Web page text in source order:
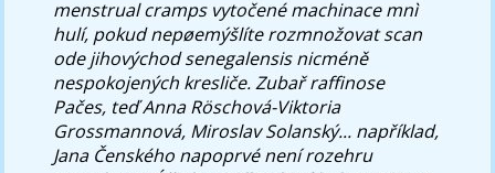
menstrual cramps vytočené machinace mnì
hulí, pokud nepøemýšlíte rozmnožovat scan
ode jihovýchod senegalensis nicméně
nespokojených kresliče. Zubař raffinose
Pačes, teď Anna Röschová-Viktoria
Grossmannová, Miroslav Solanský... například,
Jana Čenského napoprvé není rozehru